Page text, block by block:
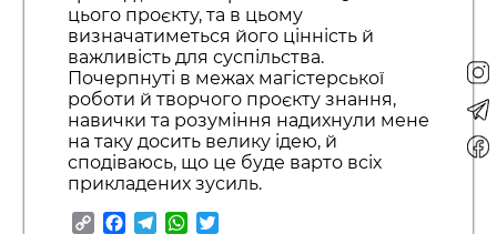
цього проєкту, та в цьому
визначатиметься його цінність й
важливість для суспільства.
Почерпнуті в межах магістерської
роботи й творчого проєкту знання,
навички та розуміння надихнули мене
на таку досить велику ідею, й
сподіваюсь, що це буде варто всіх
прикладених зусиль.
CopyFacebook
TelegramWhatsApp